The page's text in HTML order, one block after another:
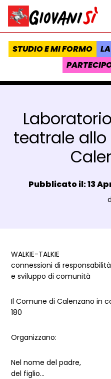
Vai al contenuto
Homepage Giovanisì -
STUDIO E MI FORMO
teatrale allo
Data e ora:
Pubblicato il: 13
Dettagli Post
WALKIE-TALKIE
connessioni di responsabilità
e sviluppo di comunità
Il Comune di Calenzano in
180
Organizzano:
Nel nome del padre,
del figlio…